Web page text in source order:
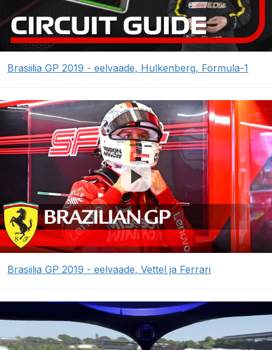
Brasiilia GP 2019 - eelvaade, Hulkenberg, Formula-1
Brasiilia GP 2019 - eelvaade, Vettel ja Ferrari